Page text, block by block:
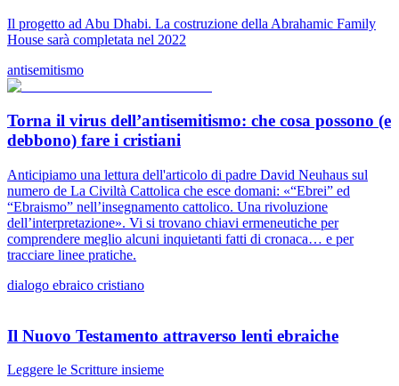
Il progetto ad Abu Dhabi. La costruzione della Abrahamic Family
House sarà completata nel 2022
antisemitismo
Torna il virus dell’antisemitismo: che cosa possono (e
debbono) fare i cristiani
Anticipiamo una lettura dell'articolo di padre David Neuhaus sul
numero de La Civiltà Cattolica che esce domani: «“Ebrei” ed
“Ebraismo” nell’insegnamento cattolico. Una rivoluzione
dell’interpretazione». Vi si trovano chiavi ermeneutiche per
comprendere meglio alcuni inquietanti fatti di cronaca… e per
tracciare linee pratiche.
dialogo ebraico cristiano
Il Nuovo Testamento attraverso lenti ebraiche
Leggere le Scritture insieme